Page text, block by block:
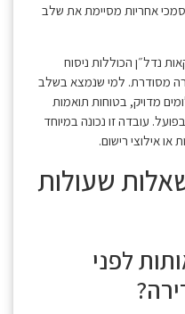
אחריות מסיימת את שלב
נדל״ן הכוללות ניסוח
מסודרת. למי שנמצא בשלב
מדויק, בטוחות תואמות
עובדה זו נכונה במיוחד
או אילוצי רישום.
שעולות
לפני